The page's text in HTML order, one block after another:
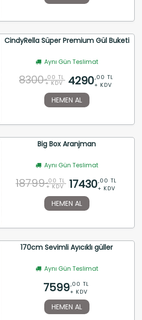
CindyRella Süper Premium Gül Buketi
Aynı Gün Teslimat
8300 ,00 TL
+ KDV 4290,00 TL
+ KDV
HEMEN AL
Big Box Aranjman
Aynı Gün Teslimat
18799 ,00 TL
+ KDV 17430,00 TL
+ KDV
HEMEN AL
170cm Sevimli Ayıcıklı güller
Aynı Gün Teslimat
7599,00 TL
+ KDV
HEMEN AL